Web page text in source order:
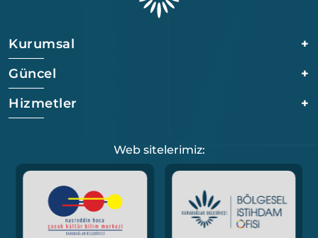
Kurumsal
+
Güncel
+
Hizmetler
+
Web sitelerimiz: